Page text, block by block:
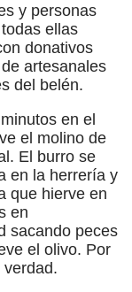
y personas
ellas
donativos
artesanales
del belén.
en el
el molino de
El burro se
en la herrería y
que hierve en
en
sacando peces
el olivo. Por